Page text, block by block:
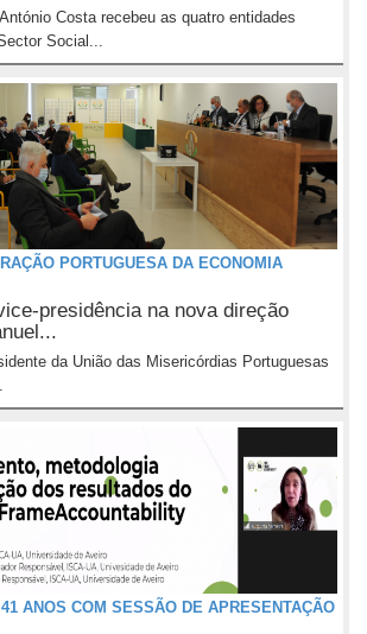
Costa recebeu as quatro entidades
Social...
PORTUGUESA DA ECONOMIA
presidência na nova direção
da União das Misericórdias Portuguesas
ANOS COM SESSÃO DE APRESENTAÇÃO